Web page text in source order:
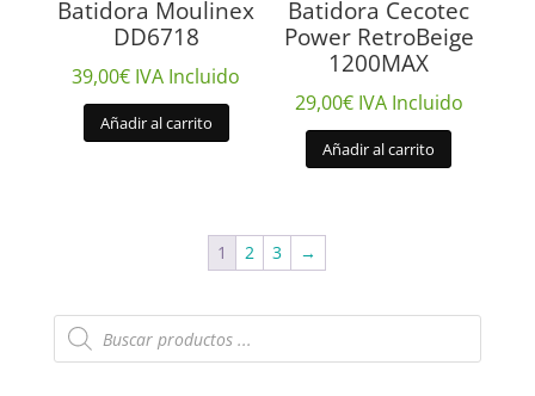
Batidora Moulinex
DD6718
39,00€ IVA Incluido
Añadir al carrito
Batidora Cecotec
Power RetroBeige
1200MAX
29,00€ IVA Incluido
Añadir al carrito
1 2 3 →
Búsqueda
de
productos